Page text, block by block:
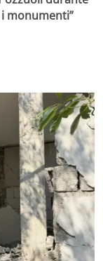
monumenti”